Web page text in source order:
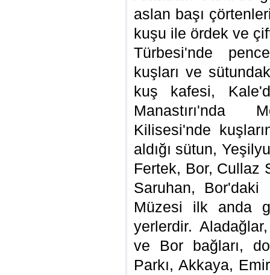
aslan başı
kuşu ile ördek ve
Türbesi'nde
kuşları ve
kuş kafesi,
Manastırı'nda
Kilisesi'nde
aldığı sütun,
Fertek, Bor, Cullaz
Saruhan, Bor'daki
Müzesi ilk anda
yerlerdir.
ve Bor bağları,
Parkı, Akkaya,